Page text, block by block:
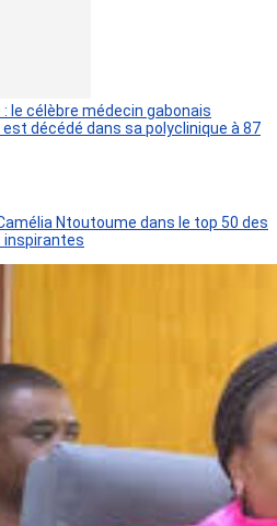
: le célèbre médecin gabonais
décédé dans sa polyclinique à 87
Ntoutoume dans le top 50 des
inspirantes